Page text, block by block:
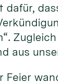
dafür,
aus
Feier